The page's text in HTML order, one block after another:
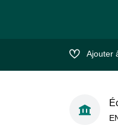
Ajouter